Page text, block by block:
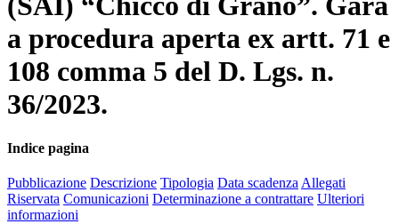
a procedura aperta ex artt. 71 e
108 comma 5 del D. Lgs. n.
36/2023.
Indice pagina
Pubblicazione Descrizione Tipologia Data scadenza Allegati
Riservata Comunicazioni Determinazione a contrattare Ulteriori
informazioni